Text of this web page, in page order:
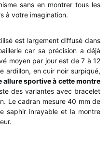
sans en montrer tous les
à votre imagination.
est largement diffusé dans
car sa précision a déjà
moyen par jour est de 7 à 12
ardillon, en cuir noir surpiqué,
allure sportive à cette montre
des variantes avec bracelet
Le cadran mesure 40 mm de
saphir inrayable et la montre